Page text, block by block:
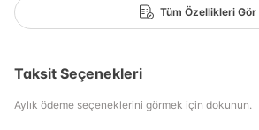
Tüm Özellikleri Gör
Taksit Seçenekleri
Aylık ödeme seçeneklerini görmek için dokunun.